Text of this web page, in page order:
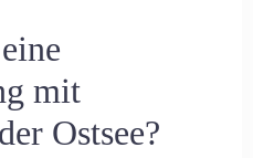
mit
Ostsee?